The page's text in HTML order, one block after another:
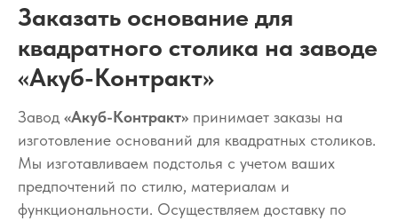
Заказать основание для
квадратного столика на заводе
«Акуб-Контракт»
Завод «Акуб-Контракт» принимает заказы на
изготовление оснований для квадратных столиков.
Мы изготавливаем подстолья с учетом ваших
предпочтений по стилю, материалам и
функциональности. Осуществляем доставку по